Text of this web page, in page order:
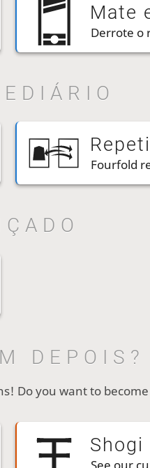
Mate
Derrote o
Fourfold
DEPOIS?
Do you want to
Shogi